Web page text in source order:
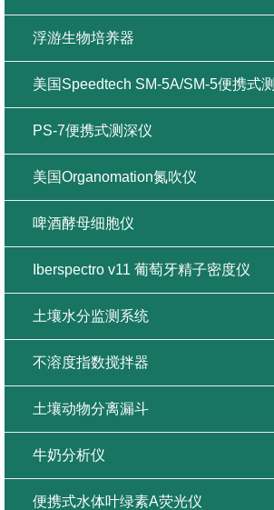
浮游生物培养器
美国Speedtech SM-5A/SM-5便携式测
深仪
PS-7便携式测深仪
美国Organomation氮吹仪
啤酒酵母细胞仪
Iberspectro v11 葡萄牙精子密度仪
土壤水分监测系统
不溶度指数搅拌器
土壤动物分离漏斗
牛奶分析仪
便携式水体叶绿素A荧光仪